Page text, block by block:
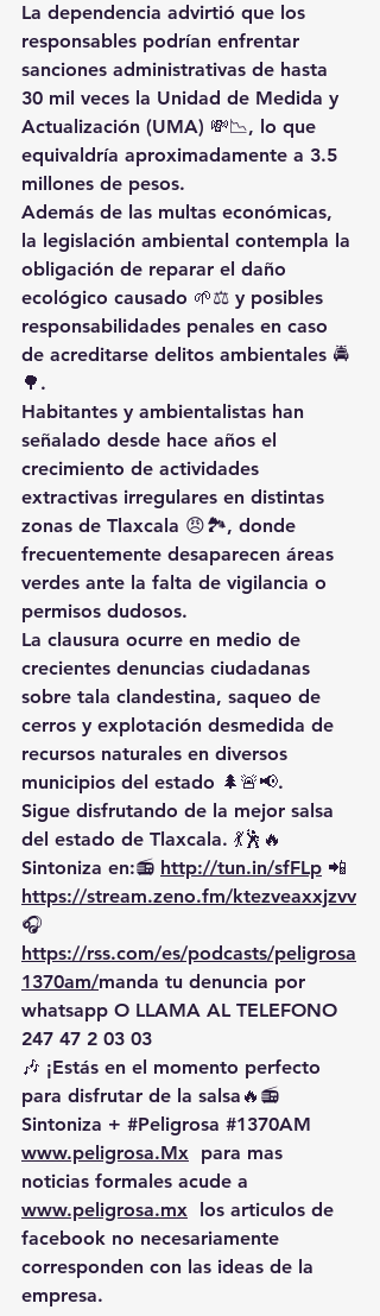
La dependencia advirtió que los
responsables podrían enfrentar
sanciones administrativas de hasta
30 mil veces la Unidad de Medida y
Actualización (UMA) 💸📉, lo que
equivaldría aproximadamente a 3.5
millones de pesos.
Además de las multas económicas,
la legislación ambiental contempla la
obligación de reparar el daño
ecológico causado 🌱⚖️ y posibles
responsabilidades penales en caso
de acreditarse delitos ambientales 🚔
🌳.
Habitantes y ambientalistas han
señalado desde hace años el
crecimiento de actividades
extractivas irregulares en distintas
zonas de Tlaxcala 😠🏞️, donde
frecuentemente desaparecen áreas
verdes ante la falta de vigilancia o
permisos dudosos.
La clausura ocurre en medio de
crecientes denuncias ciudadanas
sobre tala clandestina, saqueo de
cerros y explotación desmedida de
recursos naturales en diversos
municipios del estado 🌲🚨📢.
Sigue disfrutando de la mejor salsa
del estado de Tlaxcala. 💃🕺🔥
Sintoniza en:📻 http://tun.in/sfFLp 📲
https://stream.zeno.fm/ktezveaxxjzvv
🎧
https://rss.com/es/podcasts/peligrosa
1370am/manda tu denuncia por
whatsapp O LLAMA AL TELEFONO
247 47 2 03 03
🎶 ¡Estás en el momento perfecto
para disfrutar de la salsa🔥📻
Sintoniza + #Peligrosa #1370AM
www.peligrosa.Mx para mas
noticias formales acude a
www.peligrosa.mx los articulos de
facebook no necesariamente
corresponden con las ideas de la
empresa.